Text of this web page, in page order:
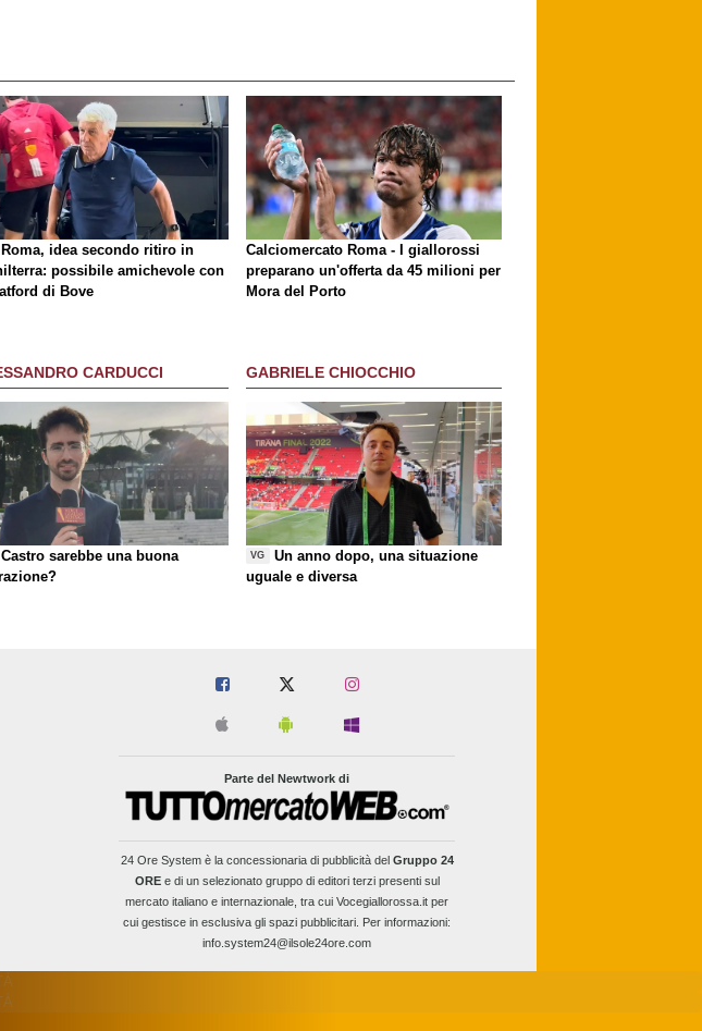
Roma, idea secondo ritiro in
possibile amichevole con
di Bove
Calciomercato Roma - I giallorossi
preparano un'offerta da 45 milioni per
Mora del Porto
CARDUCCI
Castro sarebbe una buona
GABRIELE CHIOCCHIO
VG
Un anno dopo, una situazione
uguale e diversa
Parte del Newtwork di
24 Ore Systemè la concessionaria di pubblicità del Gruppo 24
OREe di un selezionato gruppo di editori terzi presenti sul
mercato italiano e internazionale, tra cui Vocegiallorossa.it per
cui gestisce in esclusiva gli spazi pubblicitari. Per informazioni:
info.system24@ilsole24ore.com